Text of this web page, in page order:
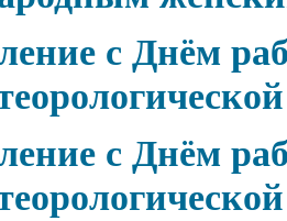
с Днём
с Днём